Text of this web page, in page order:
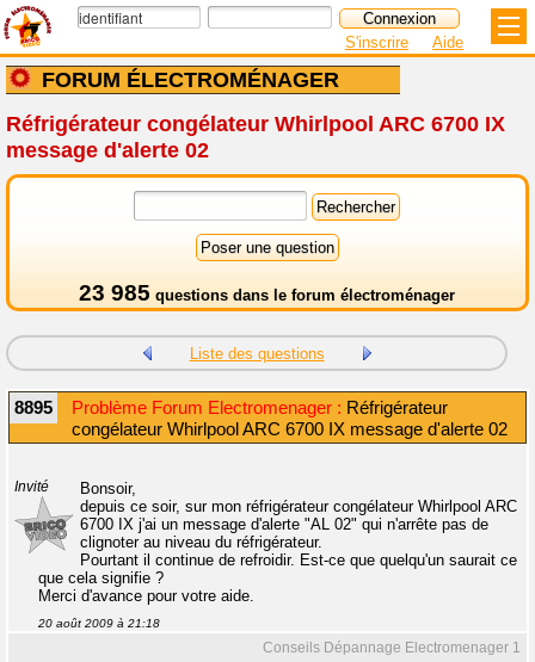
FORUM ÉLECTROMÉNAGER
S'inscrire Aide
Réfrigérateur congélateur Whirlpool ARC 6700 IX
message d'alerte 02
23 985 questions dans le forum électroménager
Liste des questions
8895 Problème Forum Electromenager : Réfrigérateur
congélateur Whirlpool ARC 6700 IX message d'alerte 02
Invité
Bonsoir,
depuis ce soir, sur mon réfrigérateur congélateur Whirlpool ARC
6700 IX j'ai un message d'alerte "AL 02" qui n'arrête pas de
clignoter au niveau du réfrigérateur.
Pourtant il continue de refroidir. Est-ce que quelqu'un saurait ce
que cela signifie ?
Merci d'avance pour votre aide.
20 août 2009 à 21:18
Conseils Dépannage Electromenager 1